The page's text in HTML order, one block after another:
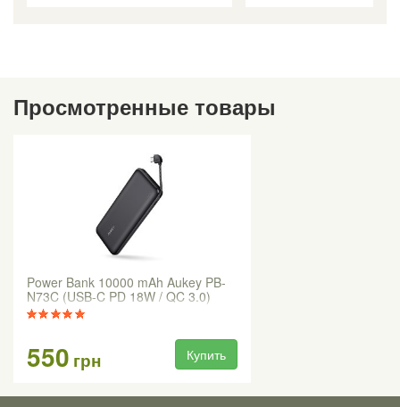
Просмотренные товары
Power Bank 10000 mAh Aukey PB-
N73C (USB-C PD 18W / QC 3.0)
550 грн Купить